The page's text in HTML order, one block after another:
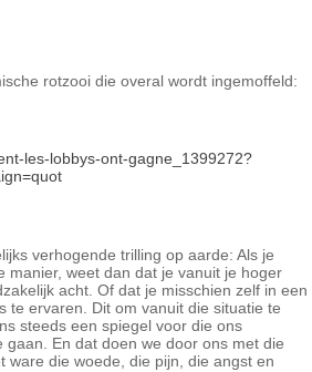
rotzooi die overal wordt ingemoffeld:
les-lobbys-ont-gagne_1399272?
verhogende trilling op aarde: Als je
manier, weet dan dat je vanuit je hoger
acht. Of dat je misschien zelf in een
te ervaren. Dit om vanuit die situatie te
steeds een spiegel voor die ons
En dat doen we door ons met die
ware die woede, die pijn, die angst en